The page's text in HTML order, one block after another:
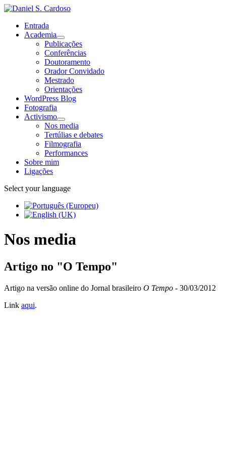
Entrada
Academia
Publicações
Conferências
Doutoramento
Orador Convidado
Mestrado
Orientações
WordPress Blog
Fotografia
Activismo
Nos media
Tertúlias e debates
Filmografia
Performances
Sobre mim
Ligações
Select your language
Nos media
Artigo no "O Tempo"
Artigo na versão online do Jornal brasileiro O Tempo - 30/03/2012
Link aqui.